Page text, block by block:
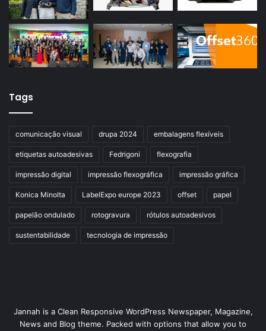
Tags
comunicação visual drupa 2024 embalagens flexíveis
etiquetas autoadesivas Fedrigoni flexografia
impressão digital impressão flexográfica impressão gráfica
Konica Minolta LabelExpo europe 2023 offset papel
papelão ondulado rotogravura rótulos autoadesivos
sustentabilidade tecnologia de impressão
Jannah is a Clean Responsive WordPress Newspaper, Magazine,
News and Blog theme. Packed with options that allow you to